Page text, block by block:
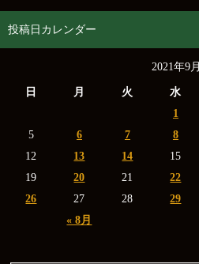
投稿日カレンダー
2021年9月
日 月 火 水
« 8月
1
5
6 7 8
12
13 14 15
19
20 21 22
26
27 28 29